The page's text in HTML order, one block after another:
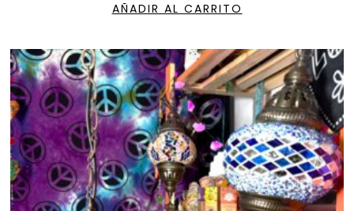
AÑADIR AL CARRITO